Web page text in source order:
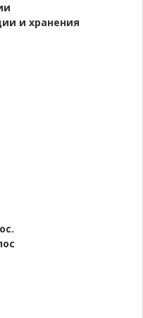
и хранения